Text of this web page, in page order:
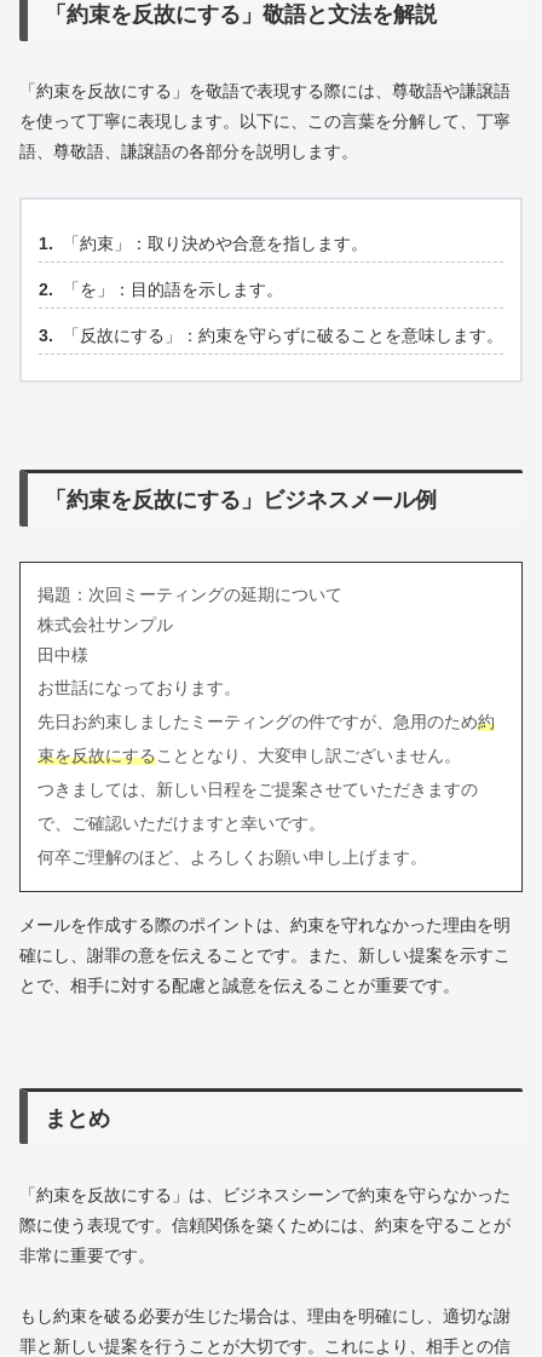
「約束を反故にする」敬語と文法を解説
「約束を反故にする」を敬語で表現する際には、尊敬語や謙譲語
を使って丁寧に表現します。以下に、この言葉を分解して、丁寧
語、尊敬語、謙譲語の各部分を説明します。
「約束」：取り決めや合意を指します。
「を」：目的語を示します。
「反故にする」：約束を守らずに破ることを意味します。
「約束を反故にする」ビジネスメール例
掲題：次回ミーティングの延期について
株式会社サンプル
田中様
お世話になっております。
先日お約束しましたミーティングの件ですが、急用のため約
束を反故にすることとなり、大変申し訳ございません。
つきましては、新しい日程をご提案させていただきますの
で、ご確認いただけますと幸いです。
何卒ご理解のほど、よろしくお願い申し上げます。
メールを作成する際のポイントは、約束を守れなかった理由を明
確にし、謝罪の意を伝えることです。また、新しい提案を示すこ
とで、相手に対する配慮と誠意を伝えることが重要です。
まとめ
「約束を反故にする」は、ビジネスシーンで約束を守らなかった
際に使う表現です。信頼関係を築くためには、約束を守ることが
非常に重要です。
もし約束を破る必要が生じた場合は、理由を明確にし、適切な謝
罪と新しい提案を行うことが大切です。これにより、相手との信